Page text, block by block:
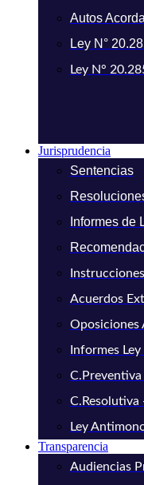
Autos
Ley N°
Ley N°
Jurisprudencia
Sentencias
Informes de
Acuerdos
Oposiciones
Informes
C.Resolutiva
Ley
Transparencia
Audiencias